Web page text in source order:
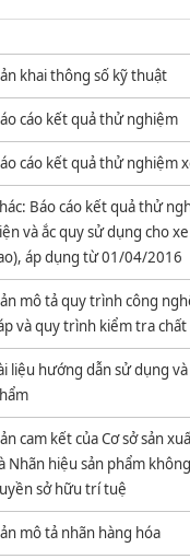
khai thông số kỹ thuật
cáo kết quả thử nghiệm
cáo kết quả thử nghiệm
Báo cáo kết quả thử
và ắc quy sử dụng cho
áp dụng từ 01/04/2016
mô tả quy trình công
và quy trình kiểm tra
liệu hướng dẫn sử dụng
cam kết của Cơ sở sản
Nhãn hiệu sản phẩm
sở hữu trí tuệ
mô tả nhãn hàng hóa